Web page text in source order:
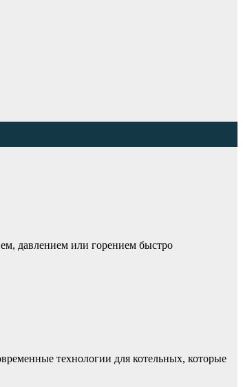
давлением или горением быстро
технологии для котельных, которые